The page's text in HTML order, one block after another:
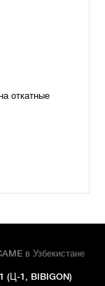
откатные
в Узбекистане
1, BIBIGON)